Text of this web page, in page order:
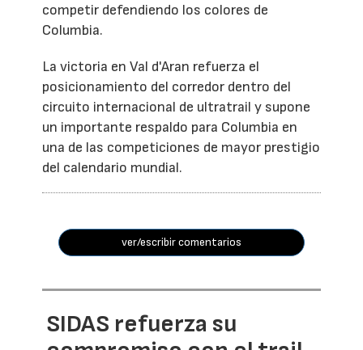
competir defendiendo los colores de
Columbia.
La victoria en Val d'Aran refuerza el
posicionamiento del corredor dentro del
circuito internacional de ultratrail y supone
un importante respaldo para Columbia en
una de las competiciones de mayor prestigio
del calendario mundial.
ver/escribir comentarios
SIDAS refuerza su